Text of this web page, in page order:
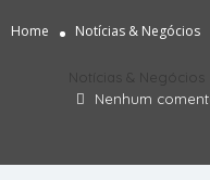
Home Notícias & Negócios
Notícias & Negócios
Nenhum